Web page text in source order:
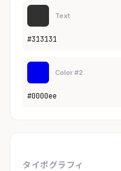
Text
#313131
Color #2
#0000ee
タイポグラフィ